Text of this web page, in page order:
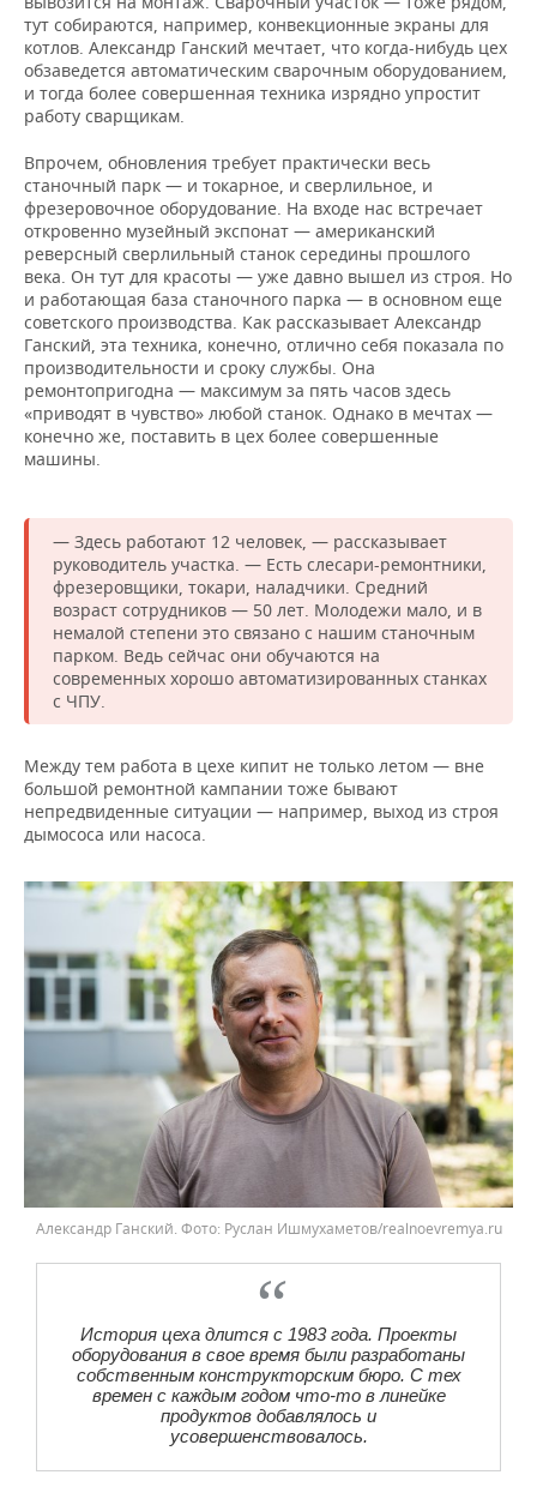
тут собираются, например, конвекционные экраны для
котлов. Александр Ганский мечтает, что когда-нибудь цех
обзаведется автоматическим сварочным оборудованием,
и тогда более совершенная техника изрядно упростит
работу сварщикам.
Впрочем, обновления требует практически весь
станочный парк — и токарное, и сверлильное, и
фрезеровочное оборудование. На входе нас встречает
откровенно музейный экспонат — американский
реверсный сверлильный станок середины прошлого
века. Он тут для красоты — уже давно вышел из строя. Но
и работающая база станочного парка — в основном еще
советского производства. Как рассказывает Александр
Ганский, эта техника, конечно, отлично себя показала по
производительности и сроку службы. Она
ремонтопригодна — максимум за пять часов здесь
«приводят в чувство» любой станок. Однако в мечтах —
конечно же, поставить в цех более совершенные
машины.
— Здесь работают 12 человек, — рассказывает
руководитель участка. — Есть слесари-ремонтники,
фрезеровщики, токари, наладчики. Средний
возраст сотрудников — 50 лет. Молодежи мало, и в
немалой степени это связано с нашим станочным
парком. Ведь сейчас они обучаются на
современных хорошо автоматизированных станках
с ЧПУ.
Между тем работа в цехе кипит не только летом — вне
большой ремонтной кампании тоже бывают
непредвиденные ситуации — например, выход из строя
дымососа или насоса.
Александр Ганский. Фото: Руслан Ишмухаметов/realnoevremya.ru
История цеха длится с 1983 года. Проекты
оборудования в свое время были разработаны
собственным конструкторским бюро. С тех
времен с каждым годом что-то в линейке
продуктов добавлялось и
усовершенствовалось.